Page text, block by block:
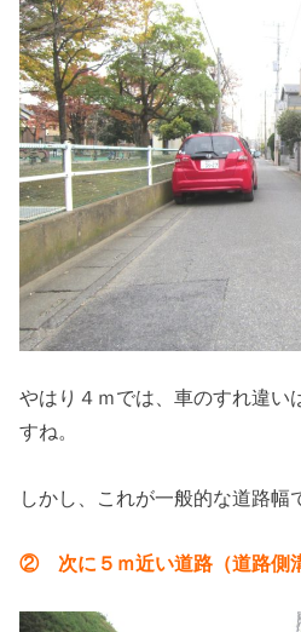
やはり４ｍでは、車のすれ違い
すね。
しかし、これが一般的な道路幅
② 次に５ｍ近い道路（道路側